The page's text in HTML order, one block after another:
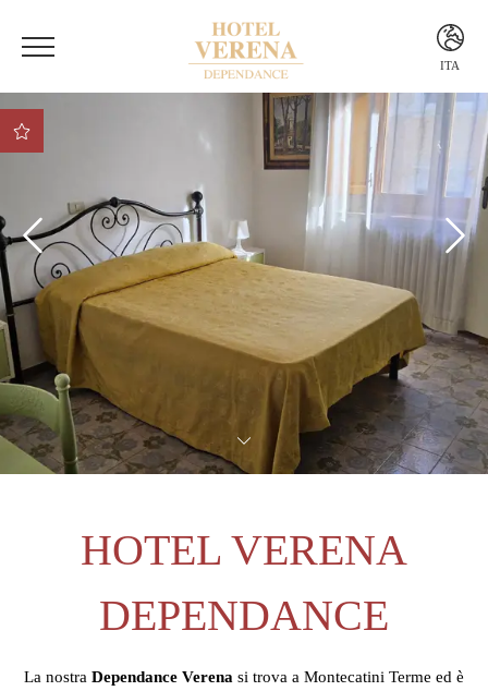
ITA
ITA
Vantaggio 1 Vantaggio
Vantaggio
Vantaggio 2
Vantaggio 3
HOTEL VERENA
DEPENDANCE
La nostra Dependance Verena si trova a Montecatini Terme ed è